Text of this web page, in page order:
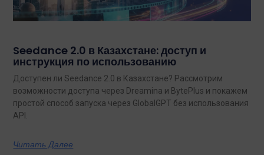
Seedance 2.0 в Казахстане: доступ и
инструкция по использованию
Доступен ли Seedance 2.0 в Казахстане? Рассмотрим
возможности доступа через Dreamina и BytePlus и покажем
простой способ запуска через GlobalGPT без использования
API.
Читать Далее